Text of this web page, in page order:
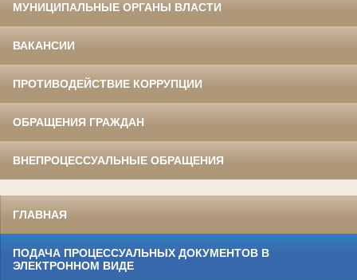
МУНИЦИПАЛЬНЫЕ ОРГАНЫ ВЛАСТИ
ВАКАНСИИ
ПРОТИВОДЕЙСТВИЕ КОРРУПЦИИ
ОБРАЩЕНИЯ ГРАЖДАН
ВНЕПРОЦЕССУАЛЬНЫЕ ОБРАЩЕНИЯ
ГЛАВНАЯ
ПОДАЧА ПРОЦЕССУАЛЬНЫХ ДОКУМЕНТОВ В
ЭЛЕКТРОННОМ ВИДЕ